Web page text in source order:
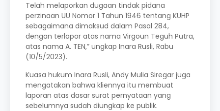
Telah melaporkan dugaan tindak pidana
perzinaan UU Nomor 1 Tahun 1946 tentang KUHP
sebagaimana dimaksud dalam Pasal 284,
dengan terlapor atas nama Virgoun Teguh Putra,
atas nama A. TEN,” ungkap Inara Rusli, Rabu
(10/5/2023).
Kuasa hukum Inara Rusli, Andy Mulia Siregar juga
mengatakan bahwa kliennya itu membuat
laporan atas dasar surat pernyataan yang
sebelumnya sudah diungkap ke publik.